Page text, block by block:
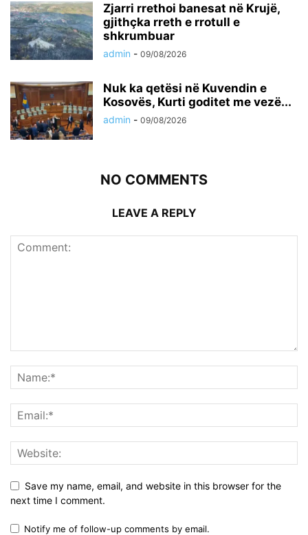
Zjarri rrethoi banesat në Krujë,
gjithçka rreth e rrotull e
shkrumbuar
admin - 09/08/2026
Nuk ka qetësi në Kuvendin e
Kosovës, Kurti goditet me vezë...
admin - 09/08/2026
NO COMMENTS
LEAVE A REPLY
Save my name, email, and website in this browser for the
next time I comment.
Notify me of follow-up comments by email.